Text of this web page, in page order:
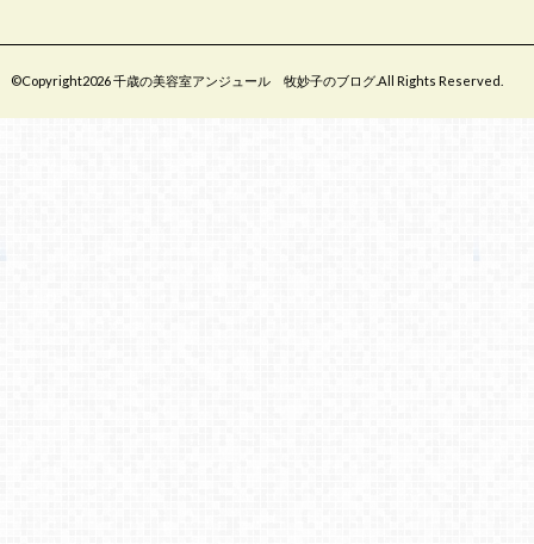
©Copyright2026千歳の美容室アンジュール 牧妙子のブログ.All Rights Reserved.